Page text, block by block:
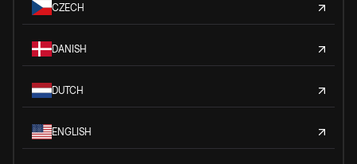
CZECH
DANISH
DUTCH
ENGLISH